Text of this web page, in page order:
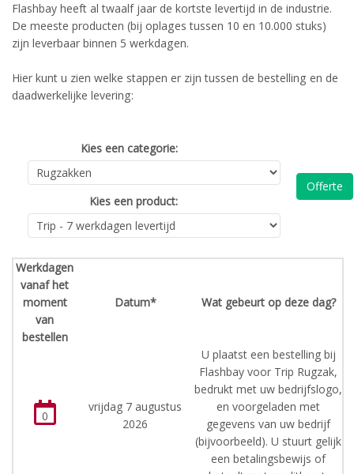
Flashbay heeft al twaalf jaar de kortste levertijd in de industrie.
De meeste producten (bij oplages tussen 10 en 10.000 stuks)
zijn leverbaar binnen 5 werkdagen.
Hier kunt u zien welke stappen er zijn tussen de bestelling en de
daadwerkelijke levering:
Kies een categorie:
Kies een product:
Offerte
Werkdagen
vanaf het
moment
van
bestellen
Datum* Wat gebeurt op deze dag?
0
vrijdag 7 augustus
2026
U plaatst een bestelling bij
Flashbay voor Trip Rugzak,
bedrukt met uw bedrijfslogo,
en voorgeladen met
gegevens van uw bedrijf
(bijvoorbeeld). U stuurt gelijk
een betalingsbewijs of